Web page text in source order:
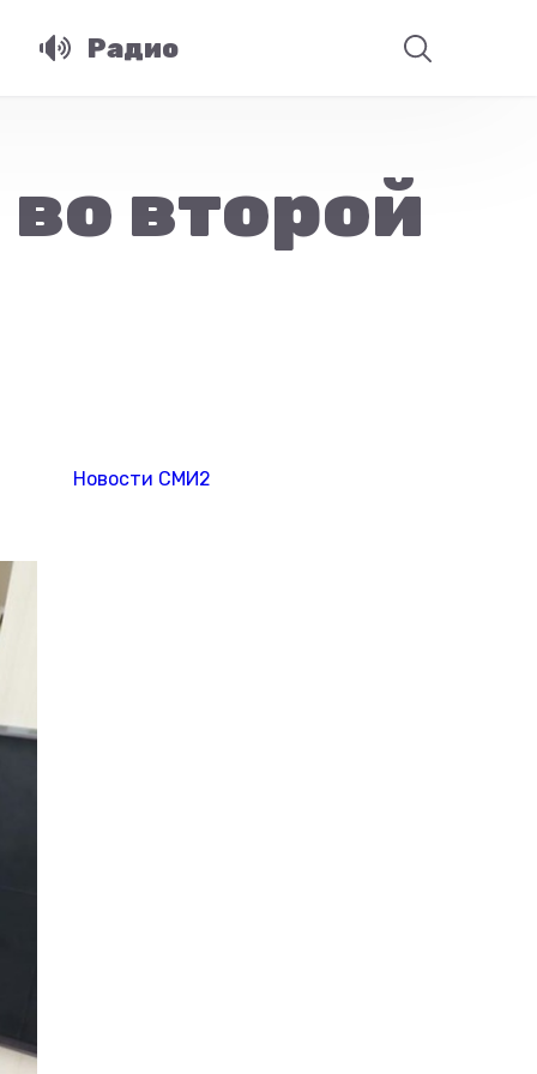
Радио
второй
Новости СМИ2